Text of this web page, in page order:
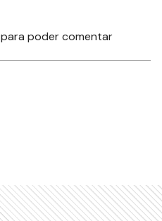
para poder comentar